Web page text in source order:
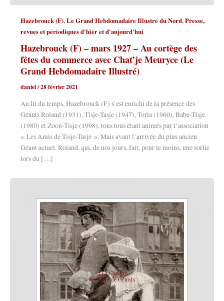
Hazebrouck (F),Le Grand Hebdomadaire Illustré du Nord,Presse,
revues et périodiques d'hier et d'aujourd'hui
Hazebrouck (F) – mars 1927 – Au cortège des
fêtes du commerce avec Chat’je Meuryce (Le
Grand Hebdomadaire Illustré)
daniel/28 février 2021
Au fil du temps, Hazebrouck (F) s’est enrichi de la présence des
Géants Roland (1931), Tisje-Tasje (1947), Toria (1960), Babe-Tisje
(1980) et Zoon-Tisje (1998), tous tous étant animés par l’association
« Les Amis de Tisje-Tasje ». Mais avant l’arrivée du plus ancien
Géant actuel, Roland, qui, de nos jours, fait, pour le moins, une sortie
lors du […]